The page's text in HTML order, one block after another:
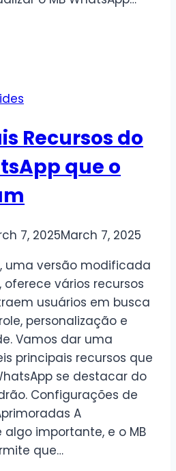
Recursos do
que o
7, 2025March 7, 2025
uma versão modificada
oferece vários recursos
usuários em busca
personalização e
Vamos dar uma
principais recursos que
se destacar do
Configurações de
A
importante, e o MB
que…